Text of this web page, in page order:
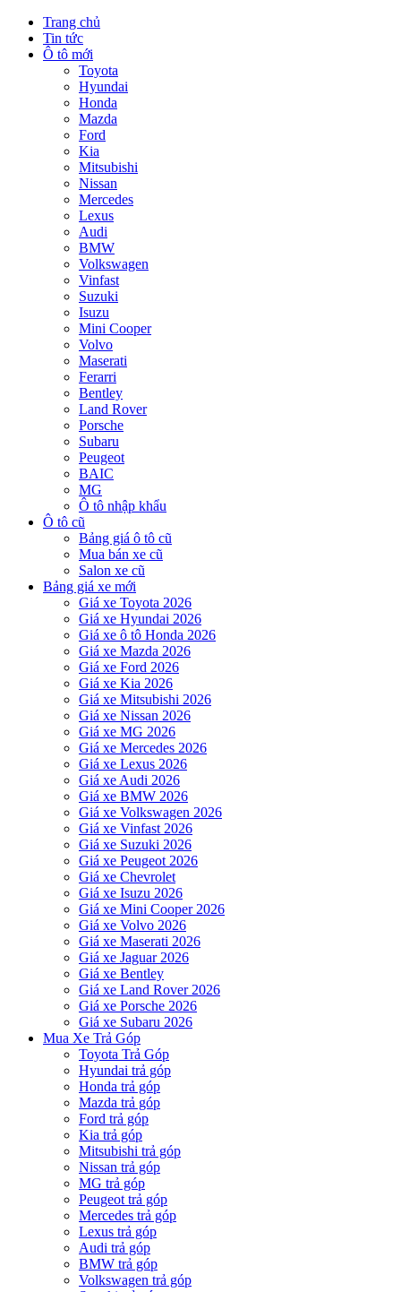
Trang chủ
Tin tức
Ô tô mới
Toyota
Hyundai
Honda
Mazda
Ford
Kia
Mitsubishi
Nissan
Mercedes
Lexus
Audi
BMW
Volkswagen
Vinfast
Suzuki
Isuzu
Mini Cooper
Volvo
Maserati
Ferarri
Bentley
Land Rover
Porsche
Subaru
Peugeot
BAIC
MG
Ô tô nhập khẩu
Ô tô cũ
Bảng giá ô tô cũ
Mua bán xe cũ
Salon xe cũ
Bảng giá xe mới
Giá xe Toyota 2026
Giá xe Hyundai 2026
Giá xe ô tô Honda 2026
Giá xe Mazda 2026
Giá xe Ford 2026
Giá xe Kia 2026
Giá xe Mitsubishi 2026
Giá xe Nissan 2026
Giá xe MG 2026
Giá xe Mercedes 2026
Giá xe Lexus 2026
Giá xe Audi 2026
Giá xe BMW 2026
Giá xe Volkswagen 2026
Giá xe Vinfast 2026
Giá xe Suzuki 2026
Giá xe Peugeot 2026
Giá xe Chevrolet
Giá xe Isuzu 2026
Giá xe Mini Cooper 2026
Giá xe Volvo 2026
Giá xe Maserati 2026
Giá xe Jaguar 2026
Giá xe Bentley
Giá xe Land Rover 2026
Giá xe Porsche 2026
Giá xe Subaru 2026
Mua Xe Trả Góp
Toyota Trả Góp
Hyundai trả góp
Honda trả góp
Mazda trả góp
Ford trả góp
Kia trả góp
Mitsubishi trả góp
Nissan trả góp
MG trả góp
Peugeot trả góp
Mercedes trả góp
Lexus trả góp
Audi trả góp
BMW trả góp
Volkswagen trả góp